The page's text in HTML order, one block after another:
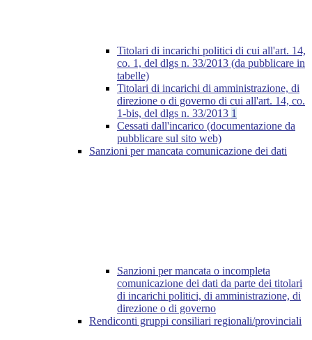
Titolari di incarichi politici di cui all'art. 14,
co. 1, del dlgs n. 33/2013 (da pubblicare in
tabelle)
Titolari di incarichi di amministrazione, di
direzione o di governo di cui all'art. 14, co.
1-bis, del dlgs n. 33/2013 1
Cessati dall'incarico (documentazione da
pubblicare sul sito web)
Sanzioni per mancata comunicazione dei dati
Sanzioni per mancata o incompleta
comunicazione dei dati da parte dei titolari
di incarichi politici, di amministrazione, di
direzione o di governo
Rendiconti gruppi consiliari regionali/provinciali